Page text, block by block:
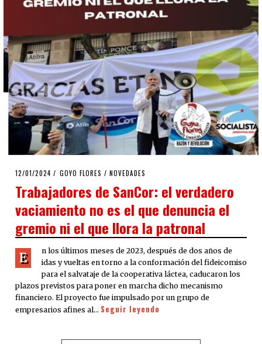
POSTED
12/01/2024 12/01/2024
GOYO FLORES / NOVEDADES
Trabajadores de SanCor: el verdadero
vaciamiento no es el que denuncia el
gremio ni el que llora la patronal
E
n los últimos meses de 2023, después de dos años de
idas y vueltas en torno a la conformación del fideicomiso
para el salvataje de la cooperativa láctea, caducaron los
plazos previstos para poner en marcha dicho mecanismo
financiero. El proyecto fue impulsado por un grupo de
empresarios afines al… Seguir leyendo